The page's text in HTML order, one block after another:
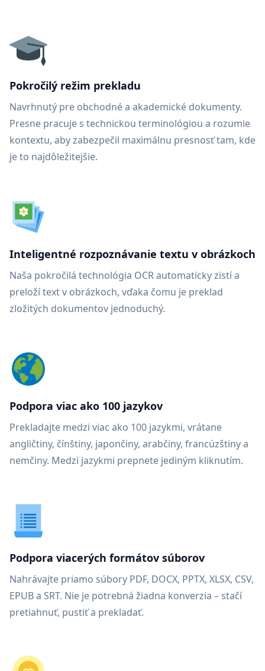
Pokročilý režim prekladu
Navrhnutý pre obchodné a akademické dokumenty.
Presne pracuje s technickou terminológiou a rozumie
kontextu, aby zabezpečil maximálnu presnosť tam, kde
je to najdôležitejšie.
Inteligentné rozpoznávanie textu v obrázkoch
Naša pokročilá technológia OCR automaticky zistí a
preloží text v obrázkoch, vďaka čomu je preklad
zložitých dokumentov jednoduchý.
Podpora viac ako 100 jazykov
Prekladajte medzi viac ako 100 jazykmi, vrátane
angličtiny, čínštiny, japončiny, arabčiny, francúzštiny a
nemčiny. Medzi jazykmi prepnete jediným kliknutím.
Podpora viacerých formátov súborov
Nahrávajte priamo súbory PDF, DOCX, PPTX, XLSX, CSV,
EPUB a SRT. Nie je potrebná žiadna konverzia – stačí
pretiahnuť, pustiť a prekladať.